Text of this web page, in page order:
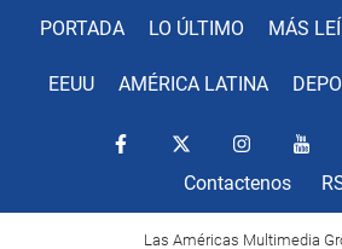
PORTADA LO ÚLTIMO MÁS
EEUU AMÉRICA LATINA
Contactenos
Las Américas Multimedia